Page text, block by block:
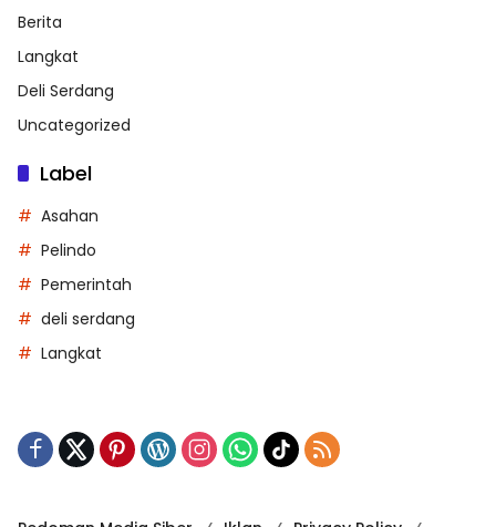
Berita
Langkat
Deli Serdang
Uncategorized
Label
Asahan
Pelindo
Pemerintah
deli serdang
Langkat